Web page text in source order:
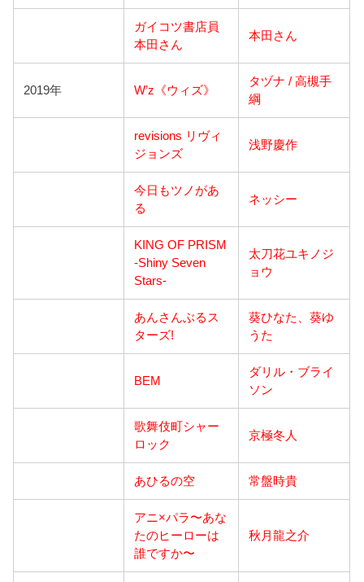
ガイコツ書店員
本田さん
本田さん
2019年 W’z《ウィズ》
タヅナ / 高槻手
綱
revisions リヴィ
ジョンズ
浅野慶作
今日もツノがあ
る
ネッシー
KING OF PRISM
-Shiny Seven
Stars-
太刀花ユキノジ
ョウ
あんさんぶるス
ターズ!
葵ひなた、葵ゆ
うた
BEM
ダリル・ブライ
ソン
歌舞伎町シャー
ロック
京極冬人
あひるの空 常盤時貴
アニ×パラ〜あな
たのヒーローは
誰ですか〜
秋月龍之介